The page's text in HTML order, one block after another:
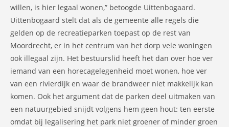
willen, is hier legaal wonen,” betoogde Uittenbogaard.
Uittenbogaard stelt dat als de gemeente alle regels die
gelden op de recreatieparken toepast op de rest van
Moordrecht, er in het centrum van het dorp vele woningen
ook illegaal zijn. Het bestuurslid heeft het dan over hoe ver
iemand van een horecagelegenheid moet wonen, hoe ver
van een rivierdijk en waar de brandweer niet makkelijk kan
komen. Ook het argument dat de parken deel uitmaken van
een natuurgebied snijdt volgens hem geen hout: ten eerste
omdat bij legalisering het park niet groener of minder groen